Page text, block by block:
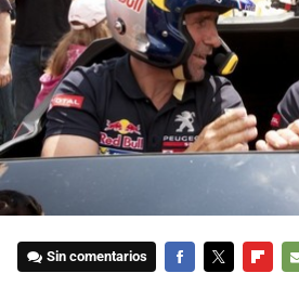
Sin comentarios